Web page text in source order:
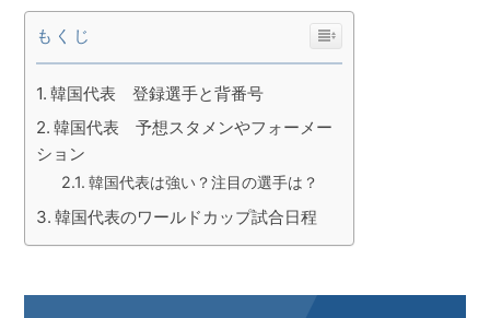
もくじ
韓国代表 登録選手と背番号
韓国代表 予想スタメンやフォーメー
ション
韓国代表は強い？注目の選手は？
韓国代表のワールドカップ試合日程